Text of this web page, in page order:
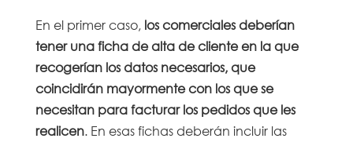
En el primer caso, los comerciales deberían
tener una ficha de alta de cliente en la que
recogerían los datos necesarios, que
coincidirán mayormente con los que se
necesitan para facturar los pedidos que les
realicen. En esas fichas deberán incluir las